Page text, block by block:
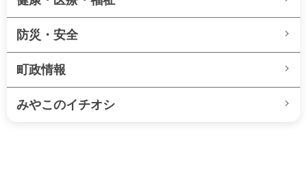
防災・安全
町政情報
みやこのイチオシ